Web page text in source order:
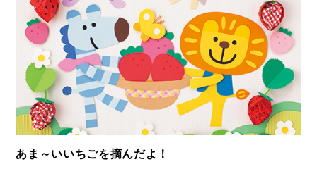
あま～いいちごを摘んだよ！